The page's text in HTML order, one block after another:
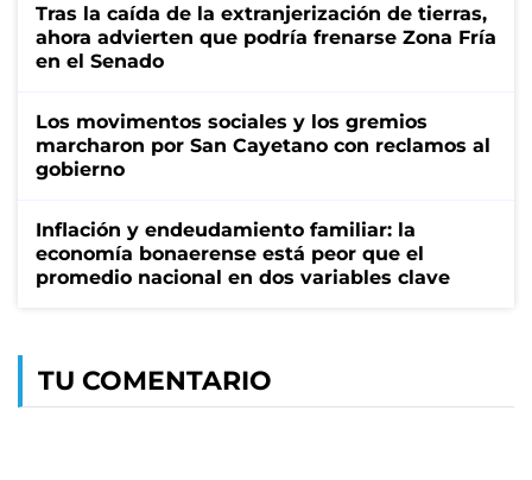
Tras la caída de la extranjerización de tierras,
ahora advierten que podría frenarse Zona Fría
en el Senado
Los movimentos sociales y los gremios
marcharon por San Cayetano con reclamos al
gobierno
Inflación y endeudamiento familiar: la
economía bonaerense está peor que el
promedio nacional en dos variables clave
TU COMENTARIO